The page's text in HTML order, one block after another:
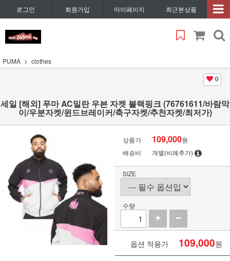
로그인 회원가입 마이페이지 최근본상품
PUMA clothes
0
세일 [해외] 푸마 AC밀란 우븐 자켓 블랙핑크 (76761611/바람막
이/우분자켓/윈드브레이커/축구자켓/추천자켓/최저가)
상품가 109,000원
배송비
개별(비례추가)
SIZE
수량
옵션 적용가 109,000원